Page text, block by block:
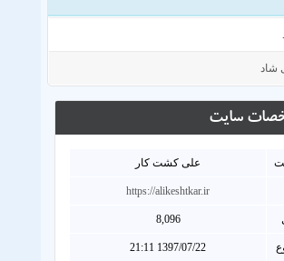
شاد
سايت
علی کشت کار
https://alikeshtkar.ir
8,096
1397/07/22 21:11